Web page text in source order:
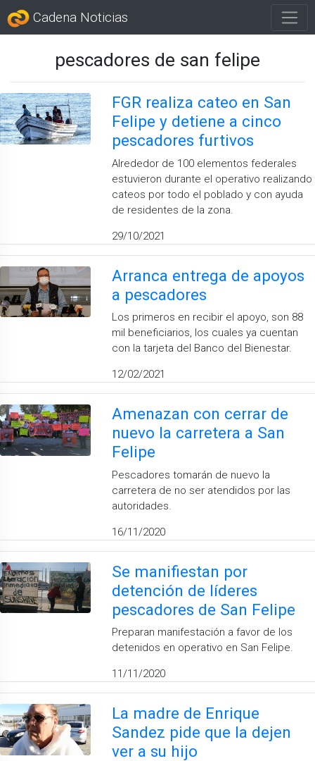
Cadena Noticias
pescadores de san felipe
FGR realiza cateo en San
Felipe y detiene a cinco
pescadores furtivos
Alrededor de 100 elementos federales
estuvieron durante el operativo realizando
cateos por todo el poblado y con ayuda
de residentes de la zona.
29/10/2021
Arranca entrega de apoyos
a pescadores
Los primeros en recibir el apoyo, son 88
mil beneficiarios, los cuales ya cuentan
con la tarjeta del Banco del Bienestar.
12/02/2021
Amenazan con cerrar de
nuevo la carretera a San
Felipe
Pescadores tomarán de nuevo la
carretera de no ser atendidos por las
autoridades.
16/11/2020
Se manifiestan por
detención de líderes
pescadores de San Felipe
Preparan manifestación a favor de los
detenidos en operativo en San Felipe.
11/11/2020
La madre de Enrique
Sandez pide que la dejen
ver a su hijo